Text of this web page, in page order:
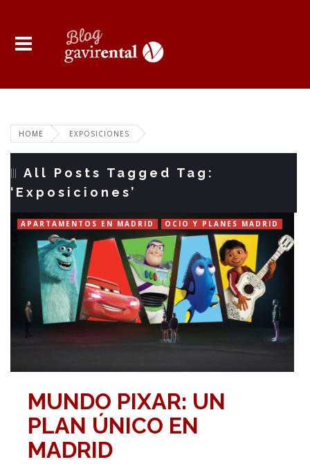
HOME EXPOSICIONES
All Posts Tagged Tag:
‘Exposiciones’
APARTAMENTOS EN MADRID OCIO Y PLANES MADRID
MUNDO PIXAR: UN
PLAN ÚNICO EN
MADRID